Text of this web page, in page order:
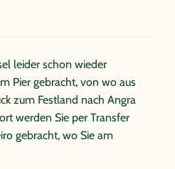
leider schon wieder
Pier gebracht, von wo aus
zum Festland nach Angra
werden Sie per Transfer
gebracht, wo Sie am